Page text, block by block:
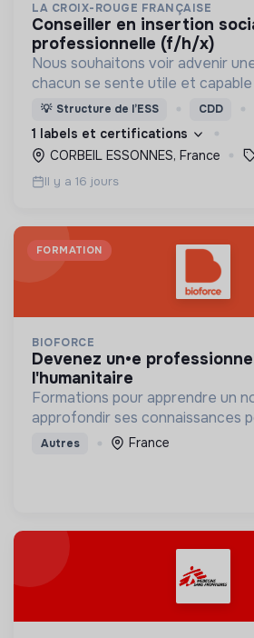
LA CROIX-ROUGE FRANÇAISE
conseiller en insertion social et
professionnelle (f/h/x)
Nous souhaitons voir advenir
chacun se sente utile et capable
nous proposons des moyens et
d’engagement innovants et
💡 Structure de l’ESS CDD
1 labels et certifications
CORBEIL ESSONNES, France
Il y a 16 jours
FORMATION
BIOFORCE
devenez un•e professionnel•le de
l'humanitaire
Formations pour apprendre un
approfondir ses connaissances
humanitaire professionnelle
Autres France